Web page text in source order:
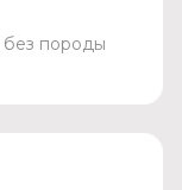
без породы